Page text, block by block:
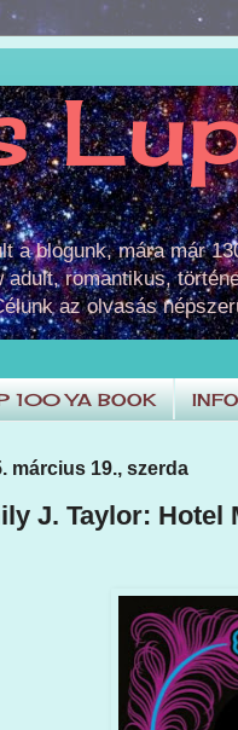
a blogunk, mára már
romantikus,
az olvasás
100 YA BOOK
március 19., szerda
J. Taylor: Hotel